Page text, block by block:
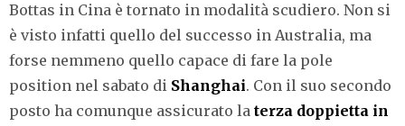
Bottas in Cina è tornato in modalità scudiero. Non si
è visto infatti quello del successo in Australia, ma
forse nemmeno quello capace di fare la pole
position nel sabato di Shanghai. Con il suo secondo
posto ha comunque assicurato la terza doppietta in